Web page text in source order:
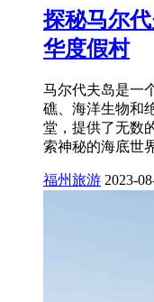
探秘马尔
华度假村
马尔代夫岛是一
礁、海洋生物和
堂，提供了无数
索神秘的海底世
福州旅游 2023-